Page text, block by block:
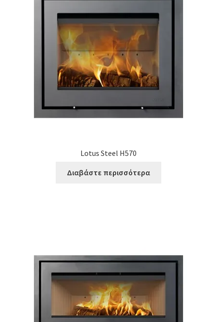
Lotus Steel H570
Διαβάστε περισσότερα